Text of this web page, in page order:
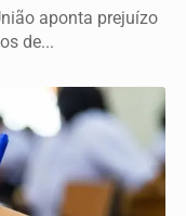
aponta prejuízo
de...